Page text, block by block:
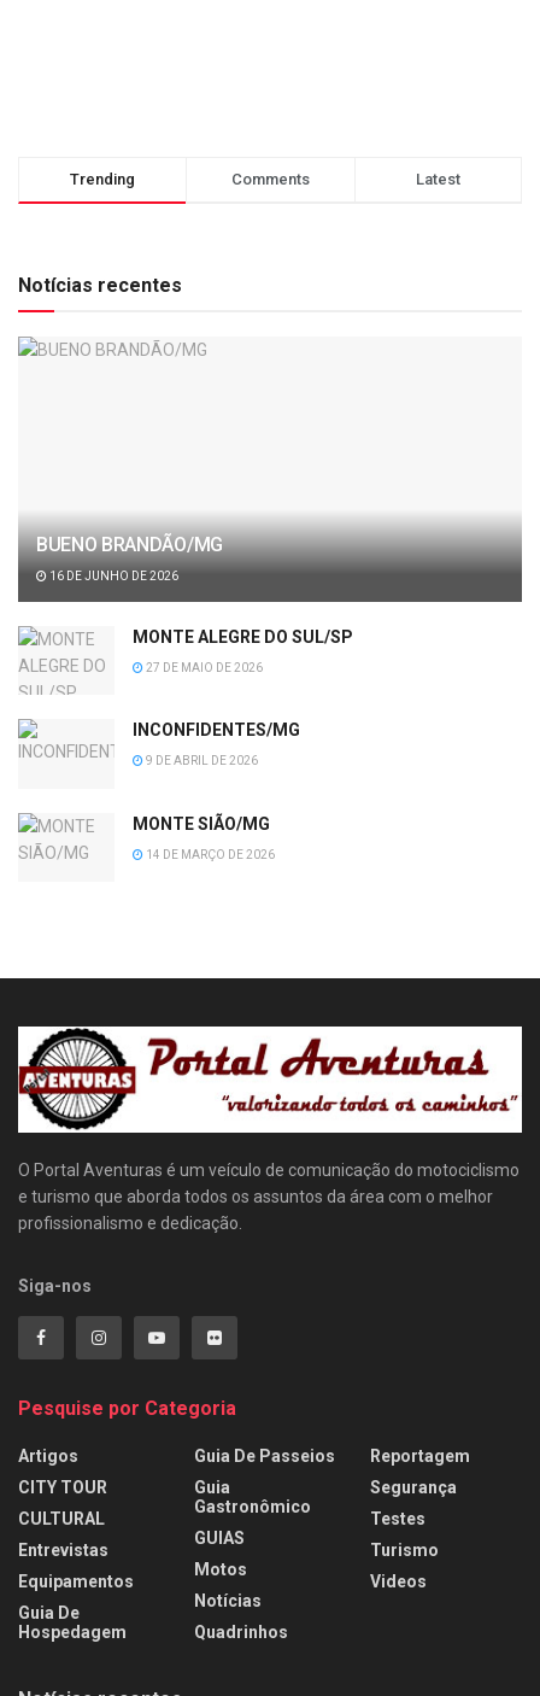
Trending Comments Latest
Notícias recentes
BUENO BRANDÃO/MG
16 DE JUNHO DE 2026
MONTE ALEGRE DO SUL/SP
27 DE MAIO DE 2026
INCONFIDENTES/MG
9 DE ABRIL DE 2026
MONTE SIÃO/MG
14 DE MARÇO DE 2026
O Portal Aventuras é um veículo de comunicação do motociclismo
e turismo que aborda todos os assuntos da área com o melhor
profissionalismo e dedicação.
Siga-nos
Pesquise por Categoria
Artigos
CITY TOUR
CULTURAL
Entrevistas
Equipamentos
Guia De
Hospedagem
Guia De Passeios
Guia
Gastronômico
GUIAS
Motos
Notícias
Quadrinhos
Reportagem
Segurança
Testes
Turismo
Videos